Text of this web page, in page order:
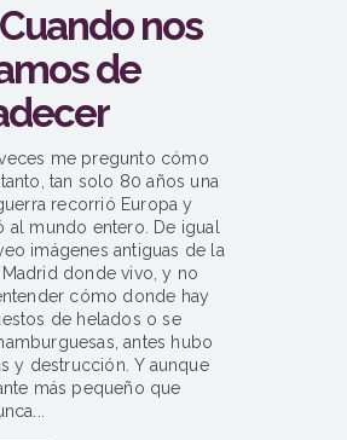
nos
de
me pregunto cómo
tan solo 80 años una
recorrió Europa y
al mundo entero. De igual
imágenes antiguas de la
donde vivo, y no
cómo donde hay
de helados o se
antes hubo
y destrucción. Y aunque
más pequeño que